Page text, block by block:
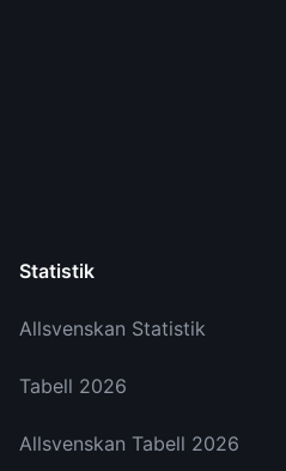
Statistik
Allsvenskan Statistik
Tabell 2026
Allsvenskan Tabell 2026